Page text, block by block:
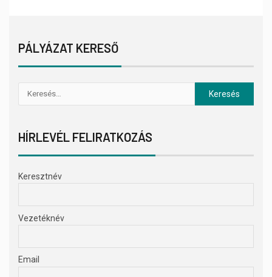
PÁLYÁZAT KERESŐ
HÍRLEVÉL FELIRATKOZÁS
Keresztnév
Vezetéknév
Email